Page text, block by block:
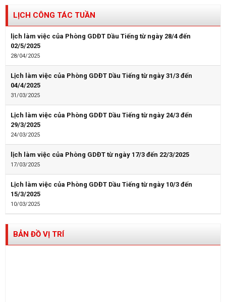
LỊCH CÔNG TÁC TUẦN
lịch làm việc của Phòng GDĐT Dầu Tiếng từ ngày 28/4 đến
02/5/2025
28/04/2025
Lịch làm việc của Phòng GDĐT Dầu Tiếng từ ngày 31/3 đến
04/4/2025
31/03/2025
Lịch làm việc của Phòng GDĐT Dầu Tiếng từ ngày 24/3 đến
29/3/2025
24/03/2025
lịch làm việc của Phòng GDĐT từ ngày 17/3 đến 22/3/2025
17/03/2025
Lịch làm việc của Phòng GDĐT Dầu Tiếng từ ngày 10/3 đến
15/3/2025
10/03/2025
BẢN ĐỒ VỊ TRÍ